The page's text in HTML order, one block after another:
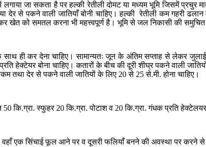
लगाया जा सकता है पर हल्की रेतीली दोमट या मध्यम भूमि जिसमें
देर से पकने वाली जातियाँ बोनी चाहिए। हल्की रेतीली कम गहरी
खेत को समतल करना भी महत्त्वपूर्ण है। भूमि से जल निकासी की समुचित
के साथ ही कर देना चाहिए। सामान्यतः जून के अंतिम सप्ताह से लेकर
हेक्टेयर बोना चाहिए। कतारों के बीच की दूरी शीघ्र पकने वाली
तथा देर से पकने वाली जातियों के लिए 20 से 25 से.मी. होना चाहिए।
कि.ग्रा. स्फुहर 20 कि.ग्रा. पोटाश व 20 कि.ग्रा. गंधक प्रति हेक्टेलयर
वहाँ एक सिंचाई फूल आने पर व दूसरी फलियाँ बनने की अवस्था पर करने से